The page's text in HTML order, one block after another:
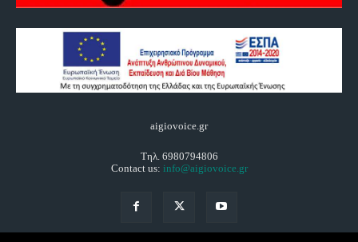
aigiovoice.gr
Τηλ. 6980794806
Contact us: info@aigiovoice.gr